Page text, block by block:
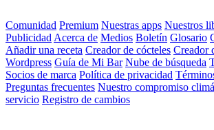
Comunidad Premium Nuestras apps Nuestros
Publicidad Acerca de Medios Boletín Glosario
Añadir una receta Creador de cócteles Creador
Wordpress Guía de Mi Bar Nube de búsqueda
Socios de marca Política de privacidad
Preguntas frecuentes Nuestro compromiso
servicio Registro de cambios